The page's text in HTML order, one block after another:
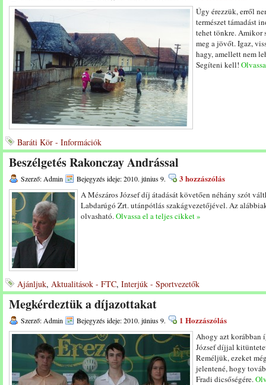
Úgy érezzük, erről
természet támadást
tehet tönkre. Amikor
meg a jövőt. Igaz,
hagy, amellett nem
Segíteni kell!
Baráti Kör - Információk
Beszélgetés Rakonczay Andrással
Szerző: Admin Bejegyzés ideje: 2010. június 9. 3 hozzászólás
A Mészáros József díj átadását követően néhány szót
Labdarúgó Zrt. utánpótlás szakágvezetőjével. Az
olvasható.Olvassa el a teljes cikket »
Ajánljuk, Aktualitások - FTC, Interjúk - Sportvezetők
Megkérdeztük a díjazottakat
Szerző: Admin Bejegyzés ideje: 2010. június 9. 1 Hozzászólás
Ahogy azt korábban
József díjjal
Reméljük, ezeket
jelentené, hogy
Fradi dicsőségére.